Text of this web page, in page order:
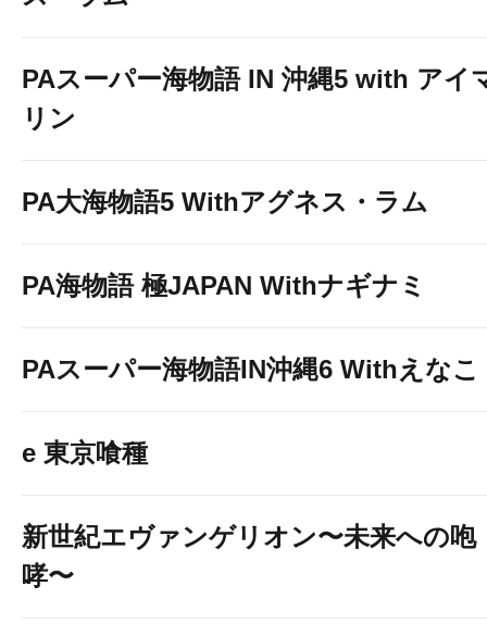
PAスーパー海物語 IN 沖縄5 with アイ
リン
PA大海物語5 Withアグネス・ラム
PA海物語 極JAPAN Withナギナミ
PAスーパー海物語IN沖縄6 Withえなこ
e 東京喰種
新世紀エヴァンゲリオン〜未来への咆
哮〜